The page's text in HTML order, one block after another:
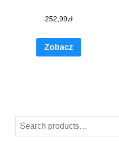
252,99zł
Zobacz
Search
for: